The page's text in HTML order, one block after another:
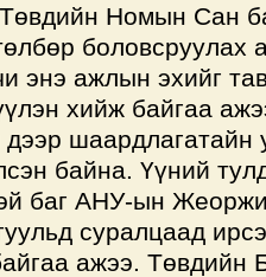
Номын Сан
боловсруулах
энэ ажлын эхийг
хийж байгаа
шаардлагатайн
байна. Үүний
баг АНУ-ын
суралцаад
ажээ. Төвдийн